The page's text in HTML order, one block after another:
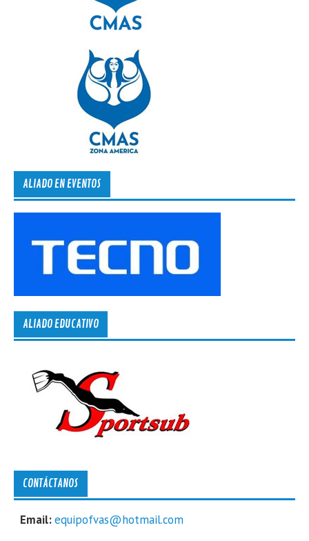
ALIADO EN EVENTOS
ALIADO EDUCATIVO
CONTÁCTANOS
Email:equipofvas@hotmail.com